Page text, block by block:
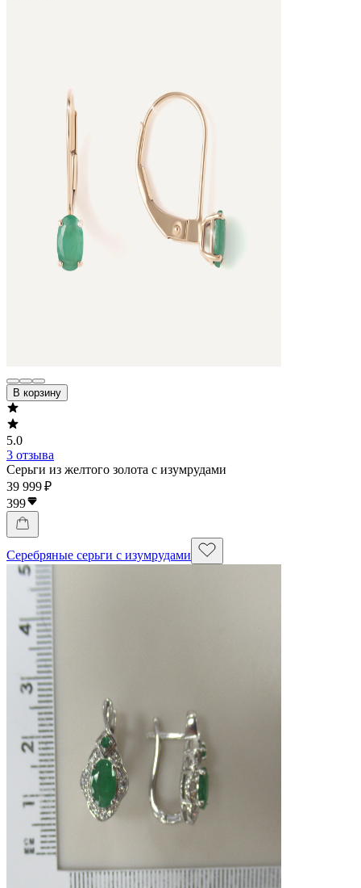
В корзину
5.0
3 отзыва
Серьги из желтого золота с изумрудами
39 999 ₽
399
Серебряные серьги с изумрудами